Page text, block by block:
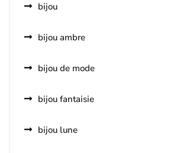
bijou
bijou ambre
bijou de mode
bijou fantaisie
bijou lune